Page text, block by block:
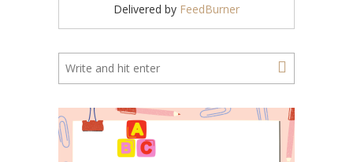
Delivered by FeedBurner